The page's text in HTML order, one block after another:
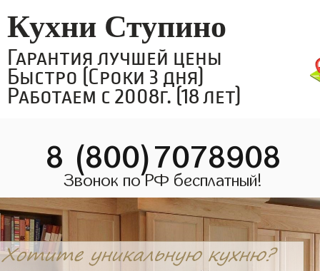
Кухни Ступино
Гарантия лучшей цены
Быстро (Сроки 3 дня)
Работаем с 2008г. (18 лет)
8 (800)7078908
Звонок по РФ бесплатный!